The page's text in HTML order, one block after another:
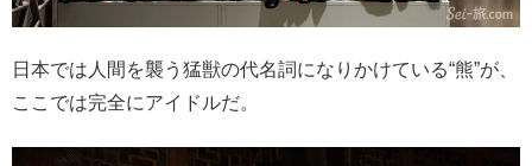
日本では人間を襲う猛獣の代名詞になりかけている“熊”が、
ここでは完全にアイドルだ。